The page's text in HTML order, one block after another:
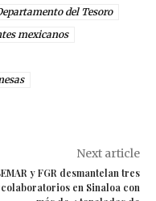
del Tesoro
mexicanos
Next article
y FGR desmantelan tres
en Sinaloa con